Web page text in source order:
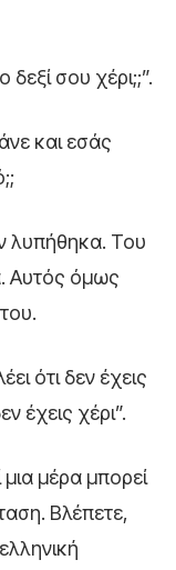
δεξί σου χέρι;;”.
και εσάς
λυπήθηκα. Του
Αυτός όμως
ότι δεν έχεις
έχεις χέρι”.
μέρα μπορεί
Βλέπετε,